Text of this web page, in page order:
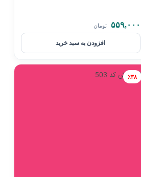
۵۵۹,۰۰۰ تومان
افزودن به سبد خرید
٪۳۸